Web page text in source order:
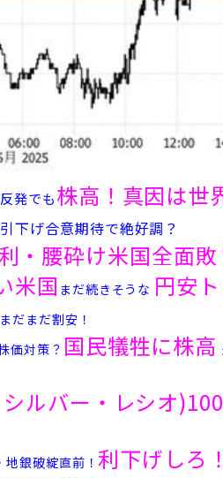
発でも株高！ 真因は世
下げ合意期待で絶好調？
・腰砕け米国全面敗
米国 まだ続きそうな 円安
だまだ割安！
価対策？ 国民犠牲に株高
ルバー・レシオ
地銀破綻直前！利下げしろ